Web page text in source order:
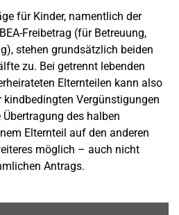
für Kinder, namentlich der
Freibetrag (für Betreuung,
stehen grundsätzlich beiden
zu. Bei getrennt lebenden
Elternteilen kann also
kindbedingten Vergünstigungen
des halben
Elternteil auf den anderen
möglich – auch nicht
Antrags.